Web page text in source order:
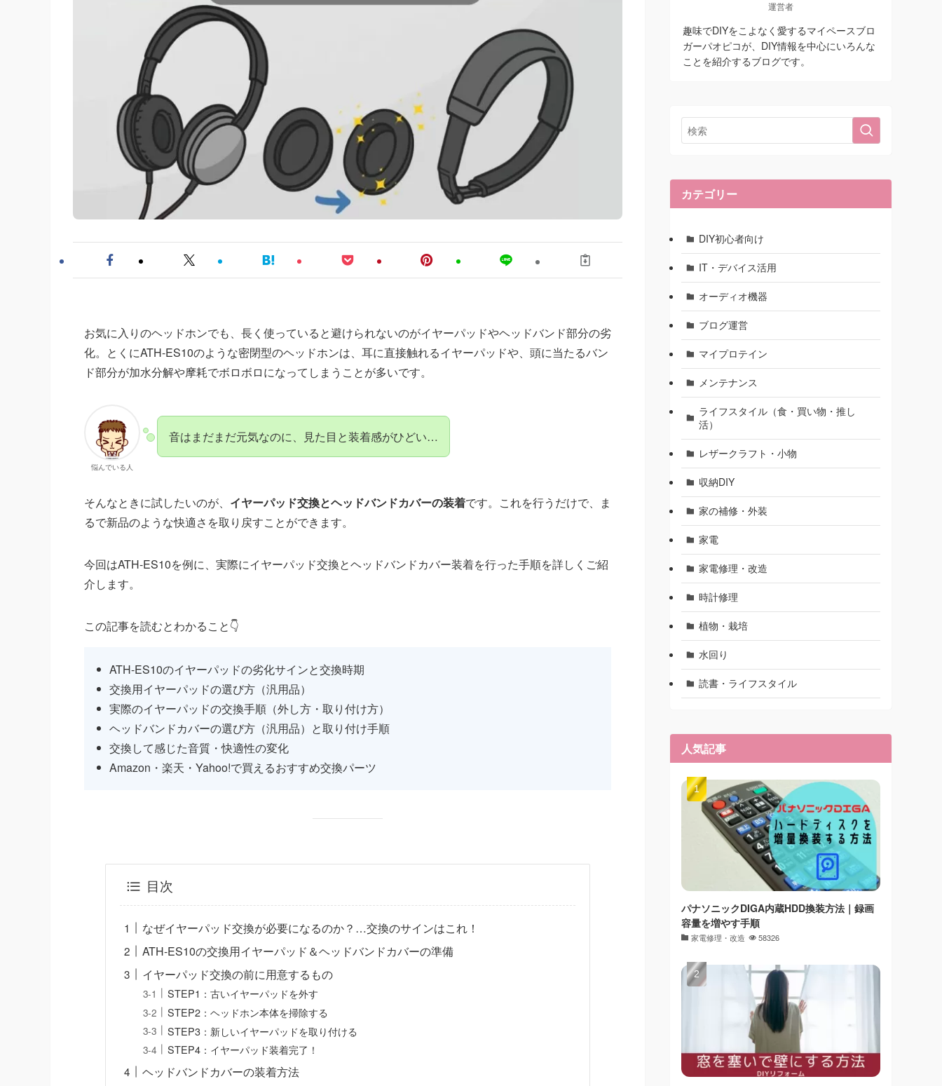
お気に入りのヘッドホンでも、長く使っていると避けられないのがイヤーパッドやヘッドバンド部分の劣
化。とくにATH-ES10のような密閉型のヘッドホンは、耳に直接触れるイヤーパッドや、頭に当たるバン
ド部分が加水分解や摩耗でボロボロになってしまうことが多いです。
悩んでいる人
音はまだまだ元気なのに、見た目と装着感がひどい…
そんなときに試したいのが、 イヤーパッド交換とヘッドバンドカバーの装着です。これを行うだけで、ま
るで新品のような快適さを取り戻すことができます。
今回はATH-ES10を例に、実際にイヤーパッド交換とヘッドバンドカバー装着を行った手順を詳しくご紹
介します。
この記事を読むとわかること👇
ATH-ES10のイヤーパッドの劣化サインと交換時期
交換用イヤーパッドの選び方（汎用品）
実際のイヤーパッドの交換手順（外し方・取り付け方）
ヘッドバンドカバーの選び方（汎用品）と取り付け手順
交換して感じた音質・快適性の変化
Amazon・楽天・Yahoo!で買えるおすすめ交換パーツ
目次
なぜイヤーパッド交換が必要になるのか？…交換のサインはこれ！
ATH-ES10の交換用イヤーパッド＆ヘッドバンドカバーの準備
イヤーパッド交換の前に用意するもの
STEP1：古いイヤーパッドを外す
STEP2：ヘッドホン本体を掃除する
STEP3：新しいイヤーパッドを取り付ける
STEP4：イヤーパッド装着完了！
ヘッドバンドカバーの装着方法
運営者
趣味でDIYをこよなく愛するマイペースブロ
ガーパオピコが、DIY情報を中心にいろんな
ことを紹介するブログです。
カテゴリー
DIY初心者向け
IT・デバイス活用
オーディオ機器
ブログ運営
マイプロテイン
メンテナンス
ライフスタイル（食・買い物・推し
活）
レザークラフト・小物
収納DIY
家の補修・外装
家電
家電修理・改造
時計修理
植物・栽培
水回り
読書・ライフスタイル
人気記事
パナソニックDIGA内蔵HDD換装方法｜録画
容量を増やす手順
家電修理・改造 58326